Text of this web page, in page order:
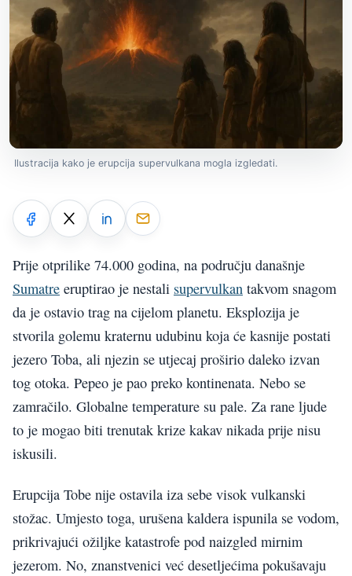
Ilustracija kako je erupcija supervulkana mogla izgledati.
Prije otprilike 74.000 godina, na području današnje
Sumatre eruptirao je nestali supervulkan takvom snagom
da je ostavio trag na cijelom planetu. Eksplozija je
stvorila golemu kraternu udubinu koja će kasnije postati
jezero Toba, ali njezin se utjecaj proširio daleko izvan
tog otoka. Pepeo je pao preko kontinenata. Nebo se
zamračilo. Globalne temperature su pale. Za rane ljude
to je mogao biti trenutak krize kakav nikada prije nisu
iskusili.
Erupcija Tobe nije ostavila iza sebe visok vulkanski
stožac. Umjesto toga, urušena kaldera ispunila se vodom,
prikrivajući ožiljke katastrofe pod naizgled mirnim
jezerom. No, znanstvenici već desetljećima pokušavaju